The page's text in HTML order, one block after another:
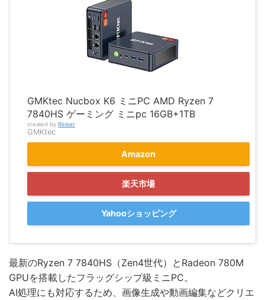
GMKtec Nucbox K6 ミニPC AMD Ryzen 7
7840HS ゲーミング ミニpc 16GB+1TB
created by Rinker
GMKtec
Amazon
楽天市場
Yahooショッピング
最新のRyzen 7 7840HS（Zen4世代）とRadeon 780M
GPUを搭載したフラッグシップ級ミニPC。
AI処理にも対応するため、画像生成や動画編集などクリエ